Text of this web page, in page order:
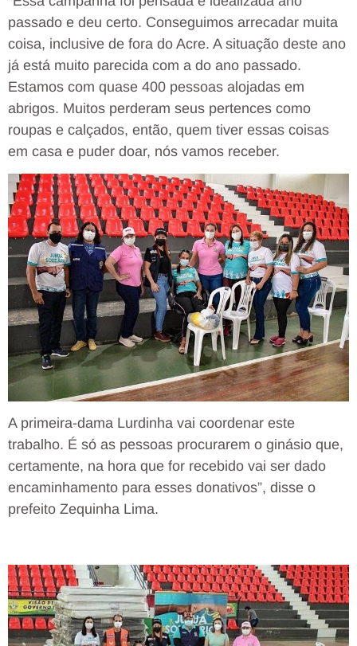
passado e deu certo. Conseguimos arrecadar muita
coisa, inclusive de fora do Acre. A situação deste ano
já está muito parecida com a do ano passado.
Estamos com quase 400 pessoas alojadas em
abrigos. Muitos perderam seus pertences como
roupas e calçados, então, quem tiver essas coisas
em casa e puder doar, nós vamos receber.
A primeira-dama Lurdinha vai coordenar este
trabalho. É só as pessoas procurarem o ginásio que,
certamente, na hora que for recebido vai ser dado
encaminhamento para esses donativos”, disse o
prefeito Zequinha Lima.